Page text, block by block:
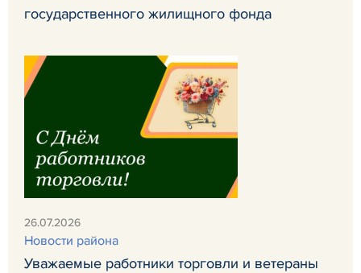
государственного жилищного фонда
26.07.2026
Новости района
Уважаемые работники торговли и ветераны